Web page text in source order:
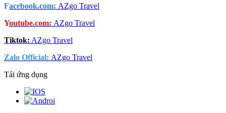
Facebook.com: AZgo Travel
Youtube.com: AZgo Travel
Tiktok: AZgo Travel
Zalo Official: AZgo Travel
Tải ứng dụng